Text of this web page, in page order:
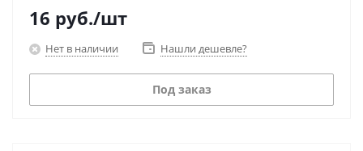
16 руб./шт
Нет в наличии Нашли дешевле?
Под заказ